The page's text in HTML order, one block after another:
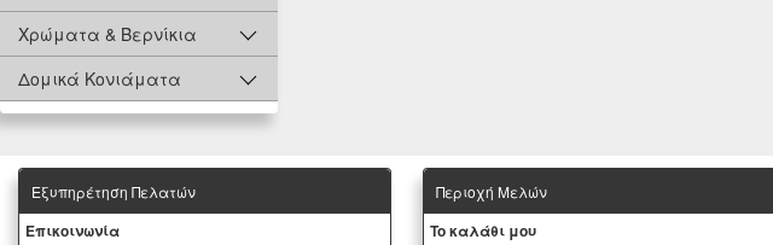
Χρώματα & Βερνίκια
Δομικά Κονιάματα
Εξυπηρέτηση Πελατών
Eπικοινωνία
Περιοχή Mελών
To καλάθι μου